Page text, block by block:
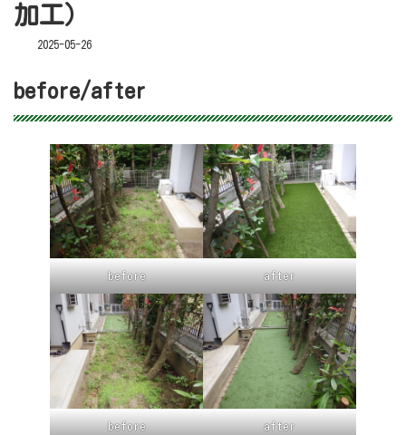
加工）
2025-05-26
before/after
before after
before after